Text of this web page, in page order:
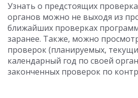
Узнать о предстоящих
органов можно не выходя из
ближайших проверках
заранее. Также, можно
проверок (планируемых,
календарный год по своей
законченных проверок по